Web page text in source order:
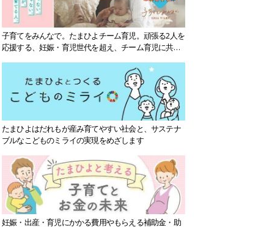
子育てをみんなで。たまひよチーム育児。頑張る2人を
応援する、妊娠・育児世代を超え、チーム育児に共感
たまひよはだれもが産み育てやすい社会と、サステナ
ブルなこどものミライの実現をめざします
妊娠・出産・育児にかかる費用やもらえる補助金・助